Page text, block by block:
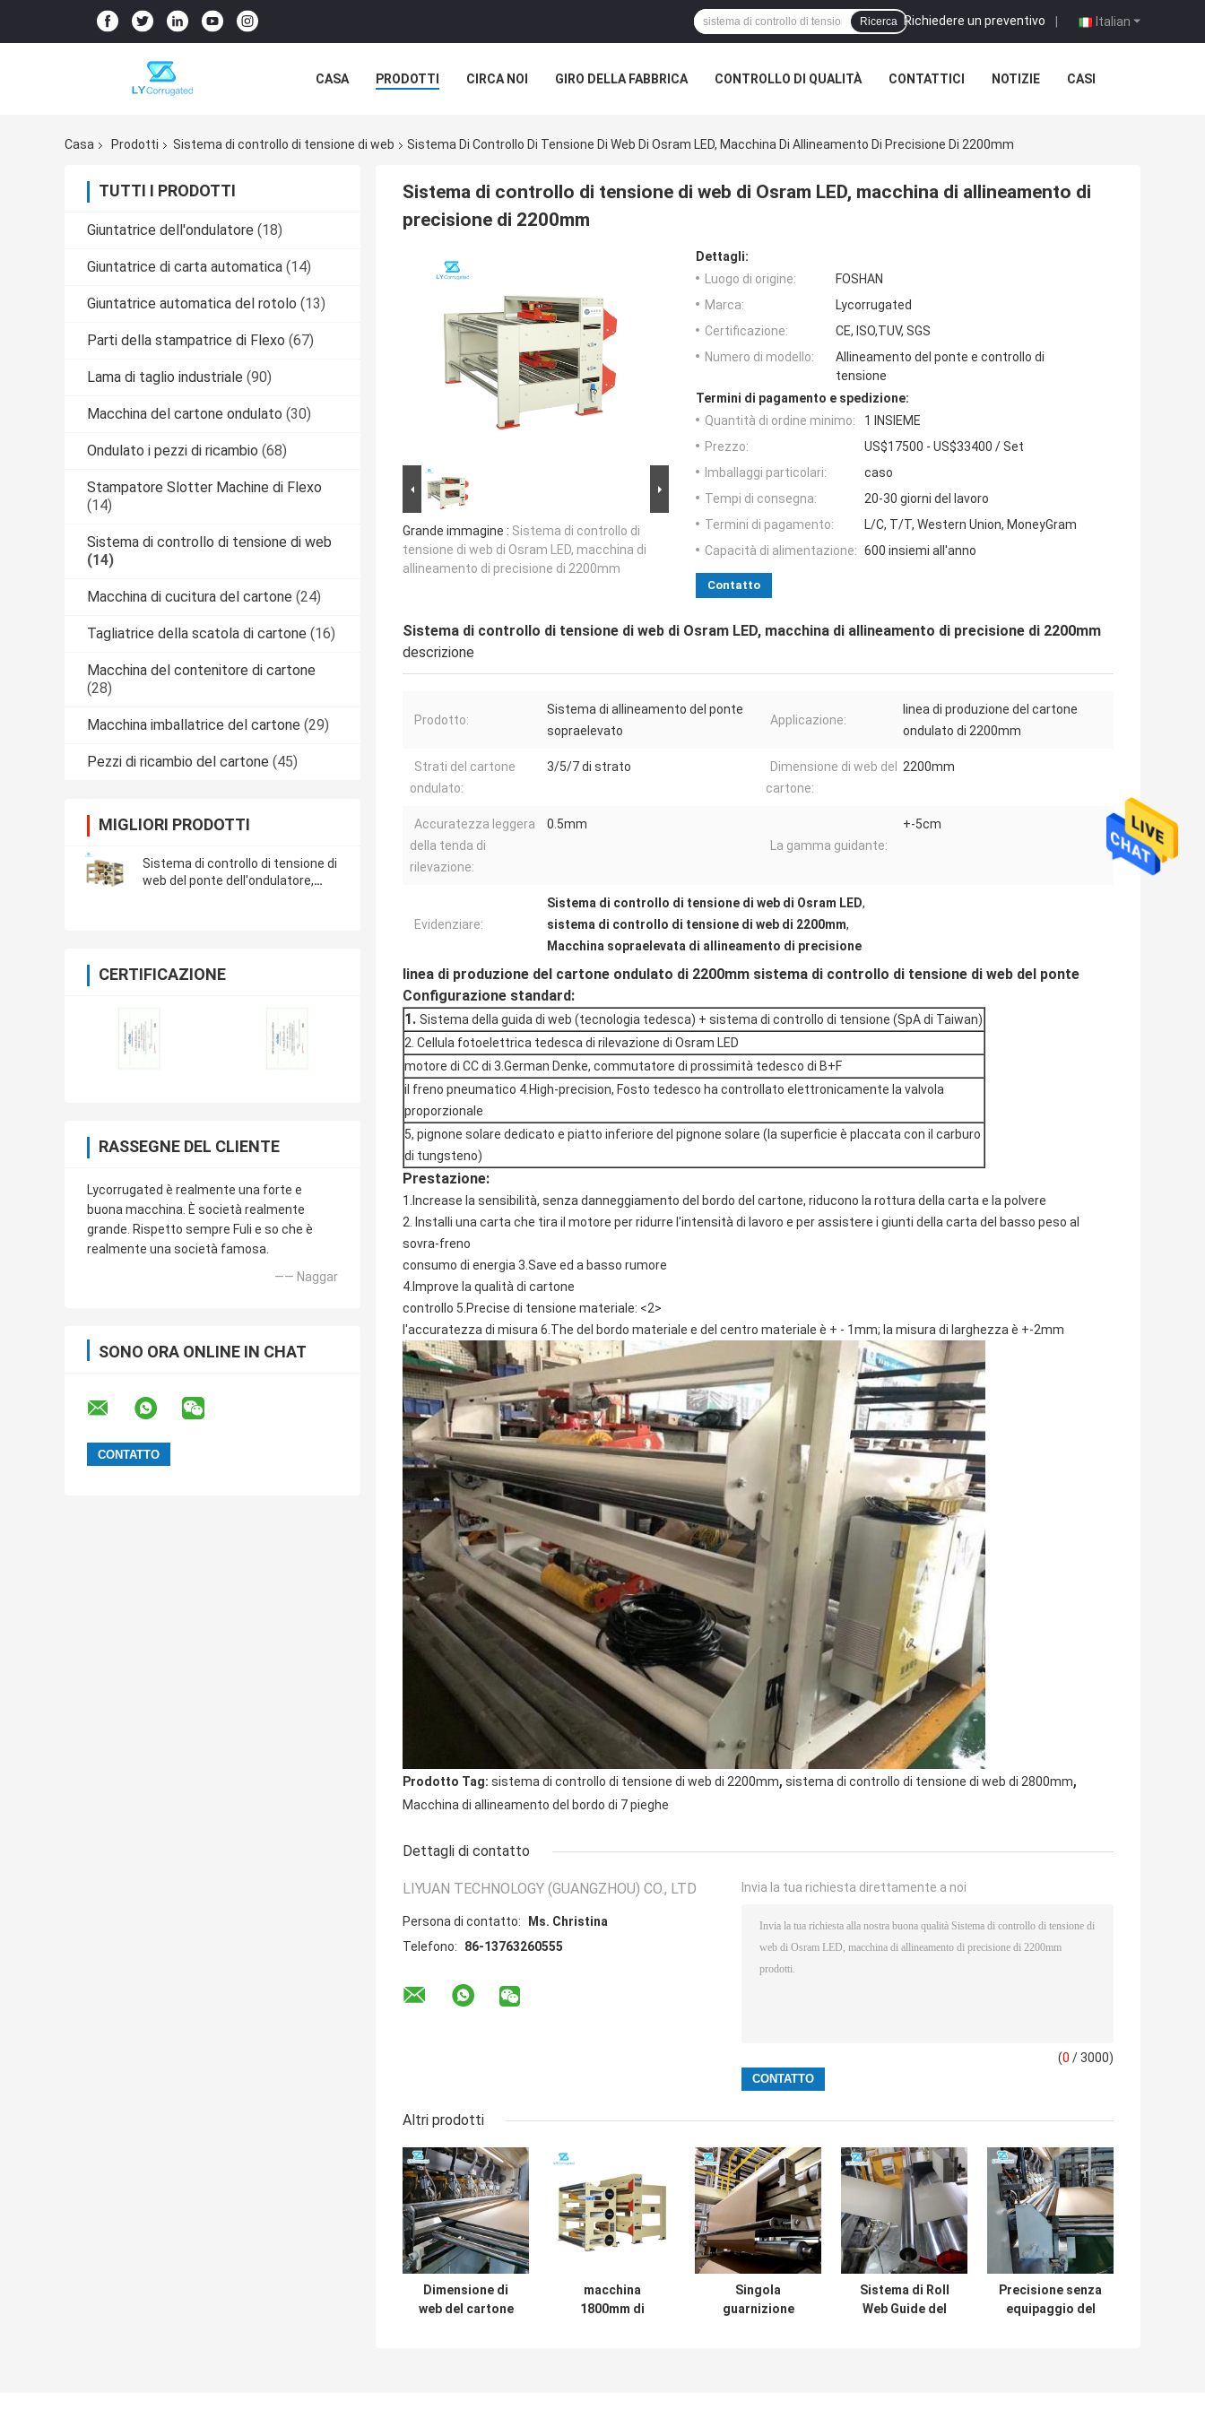
Italian
Richiedere un preventivo |
Ricerca
CASA PRODOTTI CIRCA NOI GIRO DELLA FABBRICA CONTROLLO DI QUALITÀ CONTATTICI NOTIZIE CASI
Casa
Prodotti Sistema di controllo di tensione di web Sistema Di Controllo Di Tensione Di Web Di Osram LED, Macchina Di Allineamento Di Precisione Di 2200mm
TUTTI I PRODOTTI
Giuntatrice dell'ondulatore (18)
Giuntatrice di carta automatica (14)
Giuntatrice automatica del rotolo (13)
Parti della stampatrice di Flexo (67)
Lama di taglio industriale (90)
Macchina del cartone ondulato (30)
Ondulato i pezzi di ricambio (68)
Stampatore Slotter Machine di Flexo
(14)
Sistema di controllo di tensione di web
(14)
Macchina di cucitura del cartone (24)
Tagliatrice della scatola di cartone (16)
Macchina del contenitore di cartone
(28)
Macchina imballatrice del cartone (29)
Pezzi di ricambio del cartone (45)
MIGLIORI PRODOTTI
Sistema di controllo di tensione di
web del ponte dell'ondulatore,
CERTIFICAZIONE
RASSEGNE DEL CLIENTE
Lycorrugated è realmente una forte e
buona macchina. È società realmente
grande. Rispetto sempre Fuli e so che è
realmente una società famosa.
—— Naggar
SONO ORA ONLINE IN CHAT
Sistema di controllo di tensione di web di Osram LED, macchina di allineamento di
precisione di 2200mm
Grande immagine : Sistema di controllo di
tensione di web di Osram LED, macchina di
allineamento di precisione di 2200mm
Dettagli:
Luogo di origine:
FOSHAN
Marca:
Lycorrugated
Certificazione:
CE, ISO,TUV, SGS
Numero di modello:
Allineamento del ponte e controllo di
tensione
Termini di pagamento e spedizione:
Quantità di ordine minimo:
1 INSIEME
Prezzo:
US$17500 - US$33400 / Set
Imballaggi particolari:
caso
Tempi di consegna:
20-30 giorni del lavoro
Termini di pagamento:
L/C, T/T, Western Union, MoneyGram
Capacità di alimentazione: 600 insiemi all'anno
Contatto
Sistema di controllo di tensione di web di Osram LED, macchina di allineamento di precisione di 2200mm
descrizione
Prodotto:
Sistema di allineamento del ponte
sopraelevato
Applicazione:
linea di produzione del cartone
ondulato di 2200mm
Strati del cartone
ondulato:
3/5/7 di strato
Dimensione di web del
cartone:
2200mm
Accuratezza leggera
della tenda di
rilevazione:
0.5mm
La gamma guidante:
+-5cm
Evidenziare:
Sistema di controllo di tensione di web di Osram LED,
sistema di controllo di tensione di web di 2200mm,
Macchina sopraelevata di allineamento di precisione
linea di produzione del cartone ondulato di 2200mm sistema di controllo di tensione di web del ponte
Configurazione standard:
1. Sistema della guida di web (tecnologia tedesca) + sistema di controllo di tensione (SpA di Taiwan)
2. Cellula fotoelettrica tedesca di rilevazione di Osram LED
motore di CC di 3.German Denke, commutatore di prossimità tedesco di B+F
il freno pneumatico 4.High-precision, Fosto tedesco ha controllato elettronicamente la valvola
proporzionale
5, pignone solare dedicato e piatto inferiore del pignone solare (la superficie è placcata con il carburo
di tungsteno)
Prestazione:
1.Increase la sensibilità, senza danneggiamento del bordo del cartone, riducono la rottura della carta e la polvere
2. Installi una carta che tira il motore per ridurre l'intensità di lavoro e per assistere i giunti della carta del basso peso al
sovra-freno
consumo di energia 3.Save ed a basso rumore
4.lmprove la qualità di cartone
controllo 5.Precise di tensione materiale: <2>
l'accuratezza di misura 6.The del bordo materiale e del centro materiale è + - 1mm; la misura di larghezza è +-2mm
Prodotto Tag: sistema di controllo di tensione di web di 2200mm, sistema di controllo di tensione di web di 2800mm,
Macchina di allineamento del bordo di 7 pieghe
Dettagli di contatto
LIYUAN TECHNOLOGY (GUANGZHOU) CO., LTD
Persona di contatto:
Ms. Christina
Telefono:
86-13763260555
Invia la tua richiesta direttamente a noi
(0 / 3000)
Altri prodotti
Dimensione di
web del cartone
macchina
1800mm di
Singola
guarnizione
Sistema di Roll
Web Guide del
Precisione senza
equipaggio del